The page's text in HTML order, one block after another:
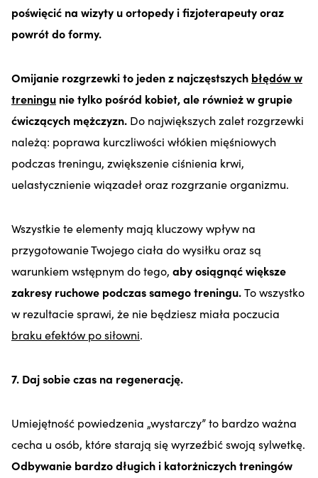
poświęcić na wizyty u ortopedy i fizjoterapeuty oraz
powrót do formy.
Omijanie rozgrzewki to jeden z najczęstszych błędów w
treningu nie tylko pośród kobiet, ale również w grupie
ćwiczących mężczyzn. Do największych zalet rozgrzewki
należą: poprawa kurczliwości włókien mięśniowych
podczas treningu, zwiększenie ciśnienia krwi,
uelastycznienie wiązadeł oraz rozgrzanie organizmu.
Wszystkie te elementy mają kluczowy wpływ na
przygotowanie Twojego ciała do wysiłku oraz są
warunkiem wstępnym do tego, aby osiągnąć większe
zakresy ruchowe podczas samego treningu.To wszystko
w rezultacie sprawi, że nie będziesz miała poczucia
braku efektów po siłowni.
7. Daj sobie czas na regenerację.
Umiejętność powiedzenia „wystarczy” to bardzo ważna
cecha u osób, które starają się wyrzeźbić swoją sylwetkę.
Odbywanie bardzo długich i katorżniczych treningów